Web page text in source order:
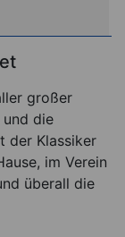
großer
die
der Klassiker
im Verein
überall die